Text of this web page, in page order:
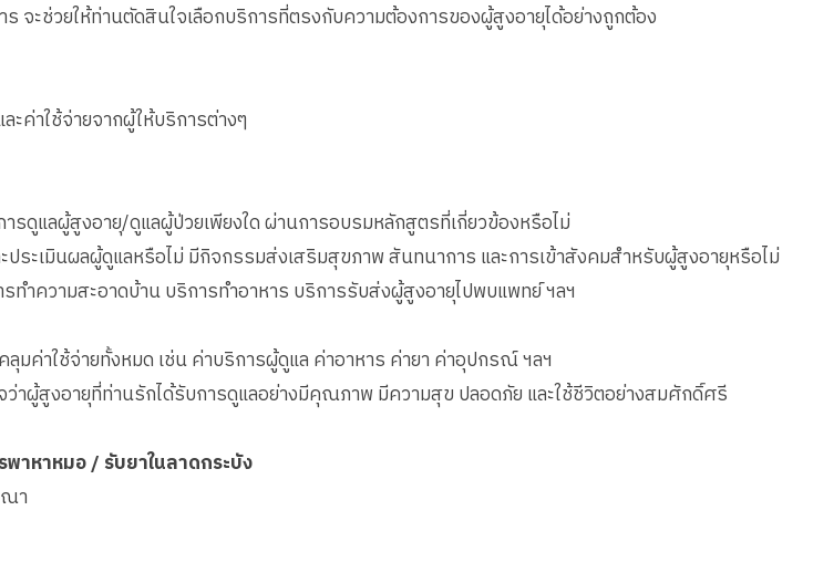
จะช่วยให้ท่านตัดสินใจเลือกบริการที่ตรงกับความต้องการของผู้สูงอายุได้อย่างถูกต้อง
ะค่าใช้จ่ายจากผู้ให้บริการต่างๆ
ลผู้สูงอายุ/ดูแลผู้ป่วยเพียงใด ผ่านการอบรมหลักสูตรที่เกี่ยวข้องหรือไม่
ะเมินผลผู้ดูแลหรือไม่ มีกิจกรรมส่งเสริมสุขภาพ สันทนาการ และการเข้าสังคมสำหรับผู้สูงอายุหรือไม่
ทำความสะอาดบ้าน บริการทำอาหาร บริการรับส่งผู้สูงอายุไปพบแพทย์ ฯลฯ
มค่าใช้จ่ายทั้งหมด เช่น ค่าบริการผู้ดูแล ค่าอาหาร ค่ายา ค่าอุปกรณ์ ฯลฯ
าผู้สูงอายุที่ท่านรักได้รับการดูแลอย่างมีคุณภาพ มีความสุข ปลอดภัย และใช้ชีวิตอย่างสมศักดิ์ศรี
าหาหมอ / รับยาในลาดกระบัง
า